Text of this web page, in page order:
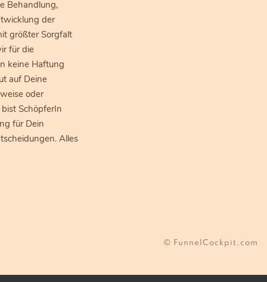
Behandlung,
der
größter Sorgfalt
für die
keine Haftung
auf Deine
oder
SchöpferIn
für Dein
Alles
© FunnelCockpit.com